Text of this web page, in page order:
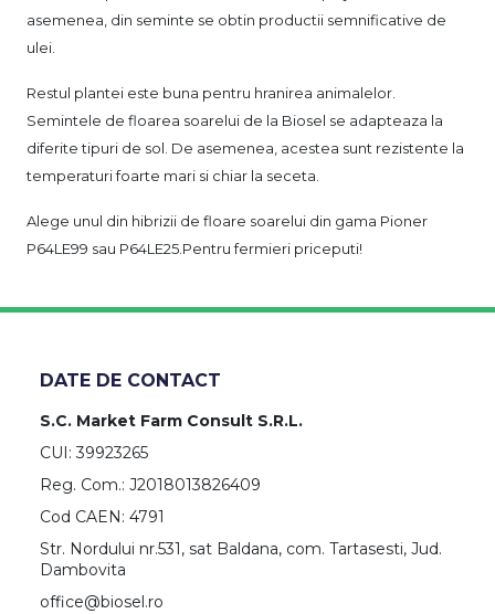
asemenea, din seminte se obtin productii semnificative de
ulei.
Restul plantei este buna pentru hranirea animalelor.
Semintele de floarea soarelui de la Biosel se adapteaza la
diferite tipuri de sol. De asemenea, acestea sunt rezistente la
temperaturi foarte mari si chiar la seceta.
Alege unul din hibrizii de floare soarelui din gama Pioner
P64LE99 sau P64LE25.Pentru fermieri priceputi!
DATE DE CONTACT
S.C. Market Farm Consult S.R.L.
CUI: 39923265
Reg. Com.: J2018013826409
Cod CAEN: 4791
Str. Nordului nr.531, sat Baldana, com. Tartasesti, Jud.
Dambovita
office@biosel.ro